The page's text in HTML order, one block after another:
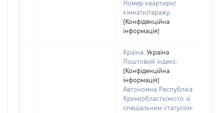
Номер квартири/
кімнати/гаражу:
[Конфіденційна
інформація]
Країна: Україна
Поштовий індекс:
[Конфіденційна
інформація]
Автономна Республіка
Крим/область/місто зі
спеціальним статусом: